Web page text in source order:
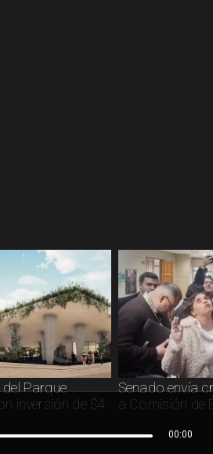
Parque
inversión de $4
Senado envía
a Comisión de
00:00